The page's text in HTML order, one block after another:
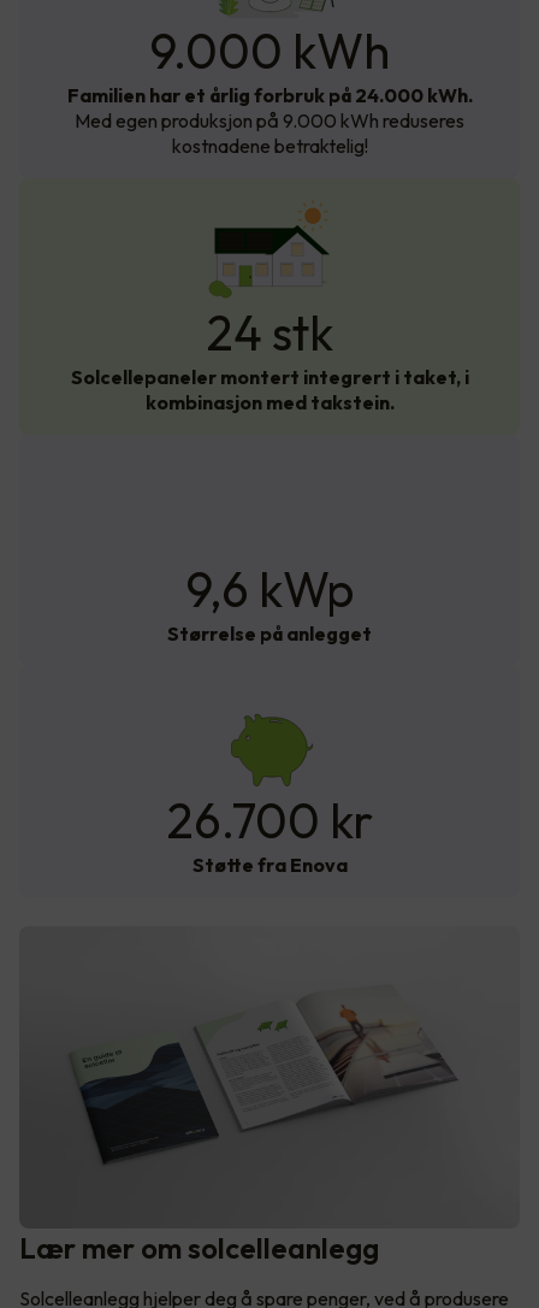
9.000 kWh
Familien har et årlig forbruk på 24.000 kWh.
Med egen produksjon på 9.000 kWh reduseres
kostnadene betraktelig!
24 stk
Solcellepaneler montert integrert i taket, i
kombinasjon med takstein.
9,6 kWp
Størrelse på anlegget
26.700 kr
Støtte fra Enova
Lær mer om solcelleanlegg
Solcelleanlegg hjelper deg å spare penger, ved å produsere